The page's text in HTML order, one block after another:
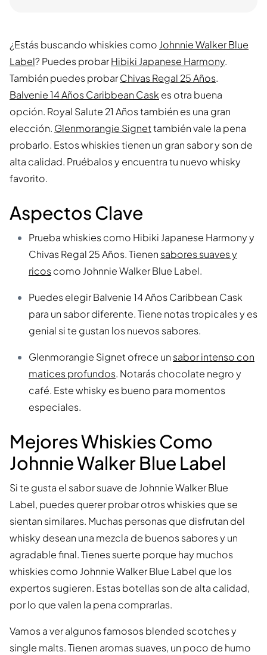
¿Estás buscando whiskies como Johnnie Walker Blue
Label? Puedes probarHibiki Japanese Harmony.
También puedes probarChivas Regal 25 Años.
Balvenie 14 Años Caribbean Cask es otra buena
opción. Royal Salute 21 Años también es una gran
elección. Glenmorangie Signettambién vale la pena
probarlo. Estos whiskies tienen un gran sabor y son de
alta calidad. Pruébalos y encuentra tu nuevo whisky
favorito.
Aspectos Clave
Prueba whiskies como Hibiki Japanese Harmony y
Chivas Regal 25 Años. Tienen sabores suaves y
ricoscomo Johnnie Walker Blue Label.
Puedes elegir Balvenie 14 Años Caribbean Cask
para un sabor diferente. Tiene notas tropicales y es
genial si te gustan los nuevos sabores.
Glenmorangie Signet ofrece un sabor intenso con
matices profundos. Notarás chocolate negro y
café. Este whisky es bueno para momentos
especiales.
Mejores Whiskies Como
Johnnie Walker Blue Label
Si te gusta el sabor suave de Johnnie Walker Blue
Label, puedes querer probar otros whiskies que se
sientan similares. Muchas personas que disfrutan del
whisky desean una mezcla de buenos sabores y un
agradable final. Tienes suerte porque hay muchos
whiskies como Johnnie Walker Blue Label que los
expertos sugieren. Estas botellas son de alta calidad,
por lo que valen la pena comprarlas.
Vamos a ver algunos famosos blended scotches y
single malts. Tienen aromas suaves, un poco de humo